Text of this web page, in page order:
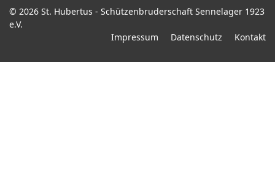
© 2026 St. Hubertus - Schützenbruderschaft Sennelager 1923
e.V.
Impressum
Datenschutz Kontakt